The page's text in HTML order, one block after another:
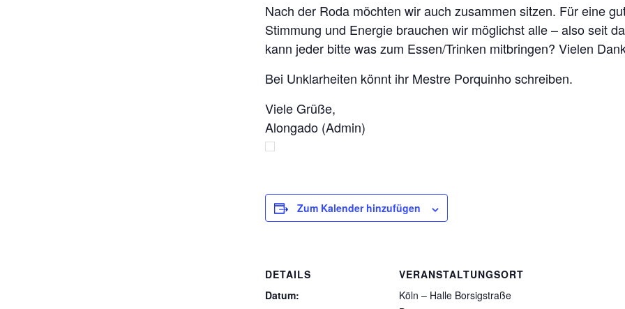
Nach der Roda möchten wir auch zusammen sitzen. Für eine
Stimmung und Energie brauchen wir möglichst alle – also seit
kann jeder bitte was zum Essen/Trinken mitbringen? Vielen
Bei Unklarheiten könnt ihr Mestre Porquinho schreiben.
Viele Grüße,
Alongado (Admin)
Zum Kalender hinzufügen
DETAILS
Datum:
VERANSTALTUNGSORT
Köln – Halle Borsigstraße